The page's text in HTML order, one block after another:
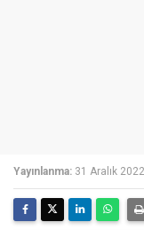
Yayınlanma: 31 Aralık